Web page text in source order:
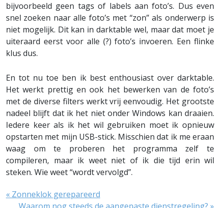
bijvoorbeeld geen tags of labels aan foto’s. Dus even
snel zoeken naar alle foto’s met “zon” als onderwerp is
niet mogelijk. Dit kan in darktable wel, maar dat moet je
uiteraard eerst voor alle (?) foto’s invoeren. Een flinke
klus dus.
En tot nu toe ben ik best enthousiast over darktable.
Het werkt prettig en ook het bewerken van de foto’s
met de diverse filters werkt vrij eenvoudig. Het grootste
nadeel blijft dat ik het niet onder Windows kan draaien.
Iedere keer als ik het wil gebruiken moet ik opnieuw
opstarten met mijn USB-stick. Misschien dat ik me eraan
waag om te proberen het programma zelf te
compileren, maar ik weet niet of ik die tijd erin wil
steken. Wie weet “wordt vervolgd”.
« Zonneklok gerepareerd